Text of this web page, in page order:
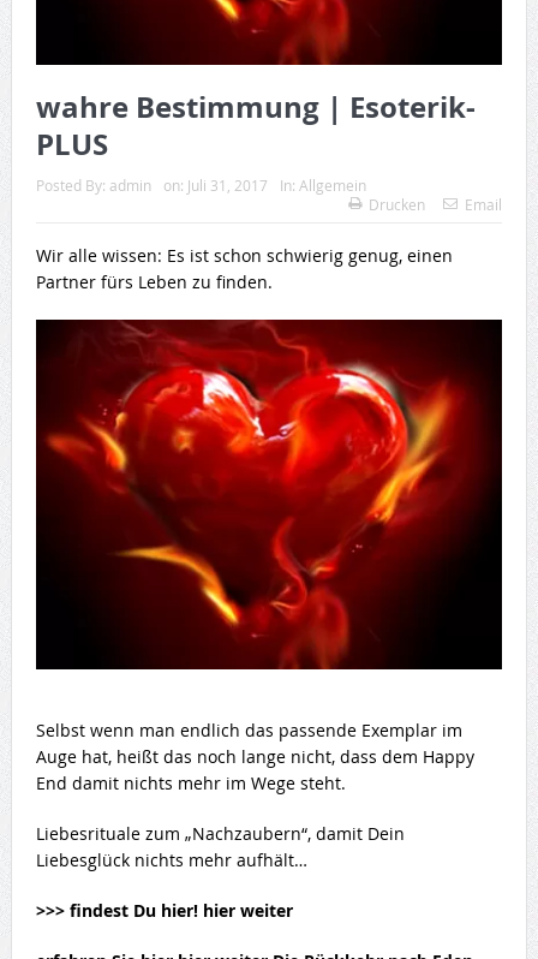
wahre Bestimmung | Esoterik-
PLUS
Posted By: admin on: Juli 31, 2017 In: Allgemein
Drucken
Email
Wir alle wissen: Es ist schon schwierig genug, einen
Partner fürs Leben zu finden.
Selbst wenn man endlich das passende Exemplar im
Auge hat, heißt das noch lange nicht, dass dem Happy
End damit nichts mehr im Wege steht.
Liebesrituale zum „Nachzaubern“, damit Dein
Liebesglück nichts mehr aufhält…
>>> findest Du hier! hier weiter